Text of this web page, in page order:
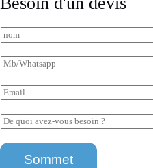
N
o
m
*
M
b
/
W
a
t
s
E
m
a
*
D
e
qb
e
Sommet